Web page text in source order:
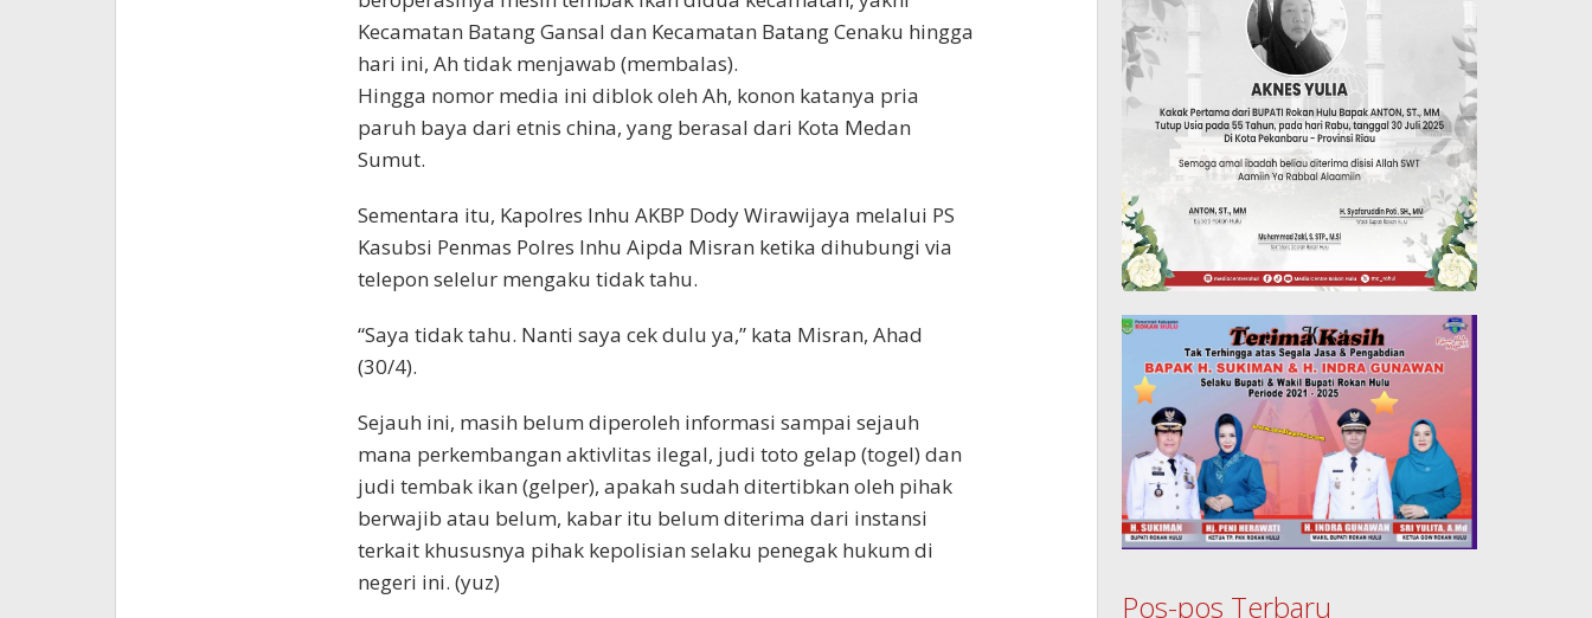
Kecamatan Batang Gansal dan Kecamatan Batang Cenaku hingga
hari ini, Ah tidak menjawab (membalas).
Hingga nomor media ini diblok oleh Ah, konon katanya pria
paruh baya dari etnis china, yang berasal dari Kota Medan
Sumut.
Sementara itu, Kapolres Inhu AKBP Dody Wirawijaya melalui PS
Kasubsi Penmas Polres Inhu Aipda Misran ketika dihubungi via
telepon selelur mengaku tidak tahu.
“Saya tidak tahu. Nanti saya cek dulu ya,” kata Misran, Ahad
(30/4).
Sejauh ini, masih belum diperoleh informasi sampai sejauh
mana perkembangan aktivlitas ilegal, judi toto gelap (togel) dan
judi tembak ikan (gelper), apakah sudah ditertibkan oleh pihak
berwajib atau belum, kabar itu belum diterima dari instansi
terkait khususnya pihak kepolisian selaku penegak hukum di
negeri ini. (yuz)
Pos-pos Terbaru